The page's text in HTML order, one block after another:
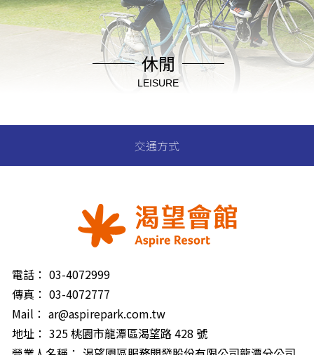
休閒
LEISURE
交通方式
電話： 03-4072999
傳真： 03-4072777
Mail： ar@aspirepark.com.tw
地址： 325 桃園市龍潭區渴望路 428 號